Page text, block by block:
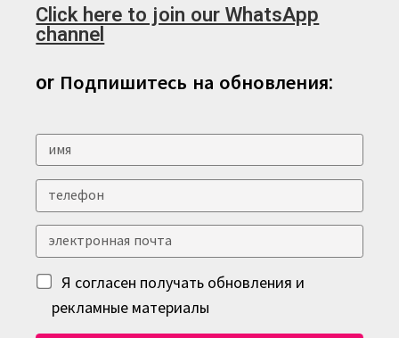
Click here to join our WhatsApp
channel
or Подпишитесь на обновления:
Я согласен получать обновления и
рекламные материалы